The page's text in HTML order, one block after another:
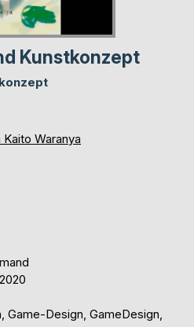
Kunstkonzept
Waranya
Game-Design, GameDesign,